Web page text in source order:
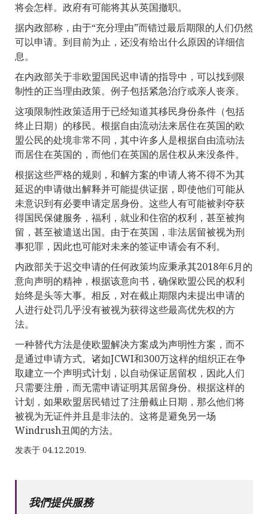
将会怎样。政府有可能将其从英国撤职。
据内政部称，由于“充分理由”而错过最后期限的人们仍然
可以申请。到目前为止，还没有给出什么原因的详细信
息。
在内政部关于非欧盟国民迟申请的指导中，可以找到限
制性的正当理由政策。例子包括紧急治疗或亲人丧亲。
这项限制性政策适用于已经知道其移民身份条件（包括
终止日期）的移民。根据自由流动法来居住在英国的欧
盟公民的处境非常不同，其中许多人是根据自由流动法
而居住在英国的，而他们在英国的居住权从来没条件。
根据这些严格的规则，和解方案的申请人将不得不为其
延迟的申请做出解释并可能提供证据，即使他们可能从
未意识到有必要申请定居身份。这些人有可能被剥夺获
得国民保健服务，福利，就业和住宿的权利，甚至被拘
留，甚至被遣送出国。由于在英国，非法居留被视为刑
事犯罪，因此也可能对未来的签证申请会有不利。
内政部关于迟交申请的任何政策均应秉承其2018年6月的
意向声明的精神，根据该意向书，确保欧盟公民的权利
始终是头等大事。相反，对在截止期限内未提出申请的
人进行处罚几乎没有被视为获得这些最高优先权的方
法。
一种替代方法是使欧盟解决方案成为声明性方案，而不
是通过申请方式。诸如JCWI和300万这样的组织正在争
取建立一个声明式计划，以自动保证居留权，因此人们
只需要注册，而无需申请证明其居留身份。根据这样的
计划，如果欧盟居民错过了注册截止日期，那么他们将
被视为无证件并且是非法的。这将是避免另一场
Windrush丑闻的方法。
发表于 04.12.2019.
我們提供服務